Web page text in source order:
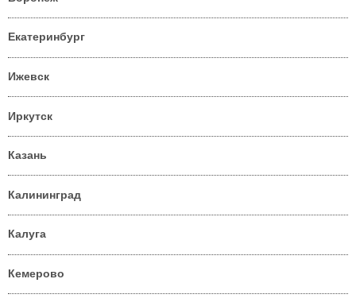
Екатеринбург
Ижевск
Иркутск
Казань
Калининград
Калуга
Кемерово